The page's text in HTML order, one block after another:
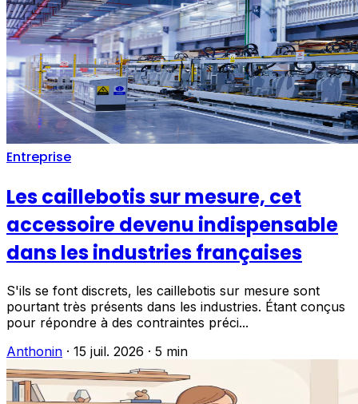
Entreprise
Les caillebotis sur mesure, cet
accessoire devenu indispensable
dans les industries françaises
S'ils se font discrets, les caillebotis sur mesure sont
pourtant très présents dans les industries. Étant conçus
pour répondre à des contraintes préci...
Anthonin · 15 juil. 2026 · 5 min